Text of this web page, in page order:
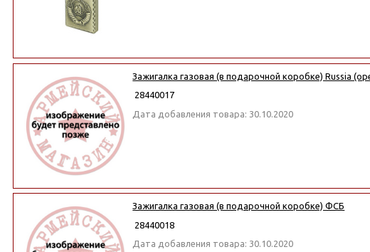
Зажигалка газовая (в подарочной коробке) Russia
28440017
Дата добавления товара: 30.10.2020
Зажигалка газовая (в подарочной коробке) ФСБ
28440018
Дата добавления товара: 30.10.2020